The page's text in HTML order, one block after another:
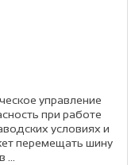
управление
при работе
условиях и
перемещать шину